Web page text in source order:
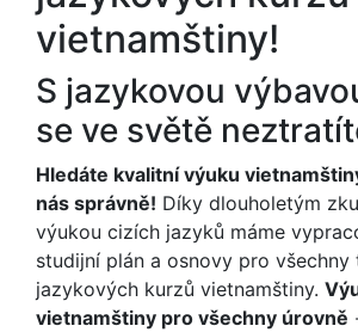
vietnamštiny!
S jazykovou
se ve světě
Hledáte kvalitní výuku
nás správně! Díky dlouholetým
výukou cizích jazyků máme
studijní plán a osnovy pro všechny
jazykových kurzů vietnamštiny.
vietnamštiny pro všechny úrovně